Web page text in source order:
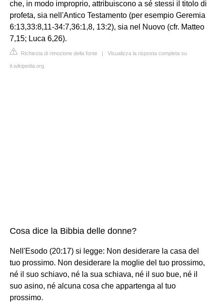
che, in modo improprio, attribuiscono a sé stessi il titolo di
profeta, sia nell'Antico Testamento (per esempio Geremia
6:13,33:8,11-34:7,36:1,8, 13:2), sia nel Nuovo (cfr. Matteo
7,15; Luca 6,26).
Richiesta di rimozione della fonte | Visualizza la risposta completa su
it.wikipedia.org
Cosa dice la Bibbia delle donne?
Nell'Esodo (20:17) si legge: Non desiderare la casa del
tuo prossimo. Non desiderare la moglie del tuo prossimo,
né il suo schiavo, né la sua schiava, né il suo bue, né il
suo asino, né alcuna cosa che appartenga al tuo
prossimo.